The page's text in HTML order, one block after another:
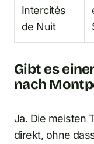
Intercités
de Nuit
Gibt es
nach
Ja. Die meisten
direkt, ohne